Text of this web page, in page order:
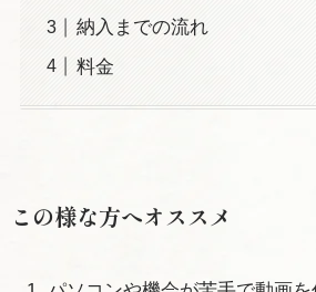
納入までの流れ
料金
この様な方へオススメ